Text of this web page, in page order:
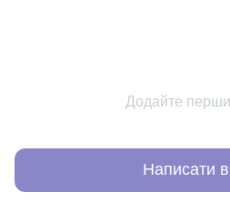
Додайте
Написати